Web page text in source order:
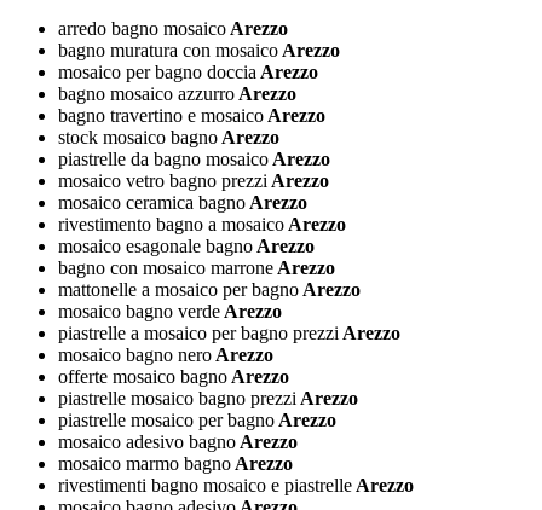
arredo bagno mosaicoArezzo
bagno muratura con mosaicoArezzo
mosaico per bagno docciaArezzo
bagno mosaico azzurroArezzo
bagno travertino e mosaicoArezzo
stock mosaico bagnoArezzo
piastrelle da bagno mosaicoArezzo
mosaico vetro bagno prezziArezzo
mosaico ceramica bagnoArezzo
rivestimento bagno a mosaicoArezzo
mosaico esagonale bagnoArezzo
bagno con mosaico marroneArezzo
mattonelle a mosaico per bagnoArezzo
mosaico bagno verdeArezzo
piastrelle a mosaico per bagno prezziArezzo
mosaico bagno neroArezzo
offerte mosaico bagnoArezzo
piastrelle mosaico bagno prezziArezzo
piastrelle mosaico per bagnoArezzo
mosaico adesivo bagnoArezzo
mosaico marmo bagnoArezzo
rivestimenti bagno mosaico e piastrelleArezzo